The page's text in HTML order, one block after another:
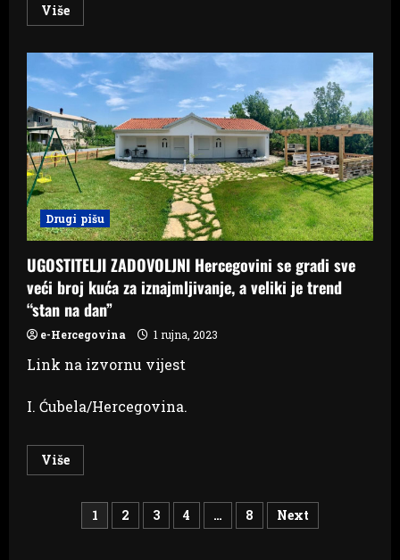
VišeRead
more
čuvar
u
nacističkom
logoru
u
98.
godini
optužen
za
suučesništvo
u
ubistvu
Drugi pišu
UGOSTITELJI ZADOVOLJNI Hercegovini se gradi sve
veći broj kuća za iznajmljivanje, a veliki je trend
“stan na dan”
e-Hercegovina 1 rujna, 2023
Link na izvornu vijest
I. Ćubela/Hercegovina.
VišeRead
more
ZADOVOLJNI
Hercegovini
Brojevi
1 2 3 4 … 8 Next